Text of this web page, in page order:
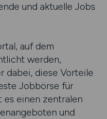
und aktuelle Jobs
auf dem
werden,
dabei, diese Vorteile
Jobbörse für
einen zentralen
und